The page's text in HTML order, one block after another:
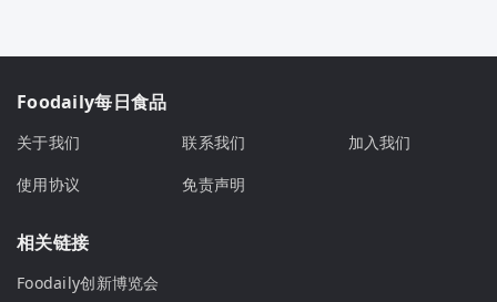
Foodaily每日食品
关于我们 联系我们
加入我们
使用协议
免责声明
相关链接
Foodaily创新博览会